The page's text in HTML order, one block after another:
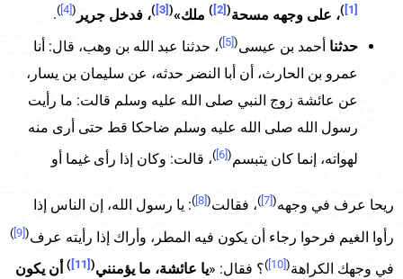
[1]
)، على وجهه مسحة(
[2]
) ملك»(
[3]
)، فدخل جرير (
)
.
حدثنا أحمد بن عيسى(
)، حدثنا عبد الله بن وهب، قال: أنا
عمرو بن الحارث، أن أبا النضر حدثه، عن سليمان بن يسار،
عن عائشة زوج النبي صلى الله عليه وسلم قالت: ما رأيت
رسول الله صلى الله عليه وسلم ضاحكا قط حتى أرى منه
لهواته، إنما كان يتبسم(
)، قالت: وكان إذا رأى غيما أو
ريحا عرف في وجهه(
)، فقالت(
): يا رسول الله، إن الناس إذا
رأوا الغيم فرحوا رجاء أن يكون فيه المطر، وأراك إذا رأيته عرف(
[9]
)
في وجهك الكراهة(
)؟ فقال: «يا عائشة، ما يؤمنني(
[11]
) أن يكون